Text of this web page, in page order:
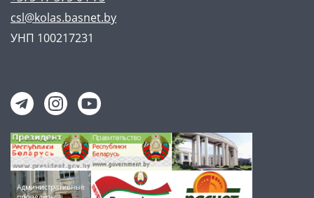
csl@kolas.basnet.by
УНП 100217231